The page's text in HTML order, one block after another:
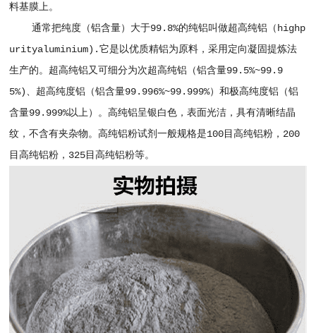
料基膜上。
通常把纯度（铝含量）大于99.8%的纯铝叫做超高纯铝（highp
urityaluminium).它是以优质精铝为原料，采用定向凝固提炼法
生产的。超高纯铝又可细分为次超高纯铝（铝含量99.5%~99.9
5%)、超高纯度铝（铝含量99.996%~99.999%）和极高纯度铝（铝
含量99.999%以上）。高纯铝呈银白色，表面光洁，具有清晰结晶
纹，不含有夹杂物。高纯铝粉试剂一般规格是100目高纯铝粉，200
目高纯铝粉，325目高纯铝粉等。